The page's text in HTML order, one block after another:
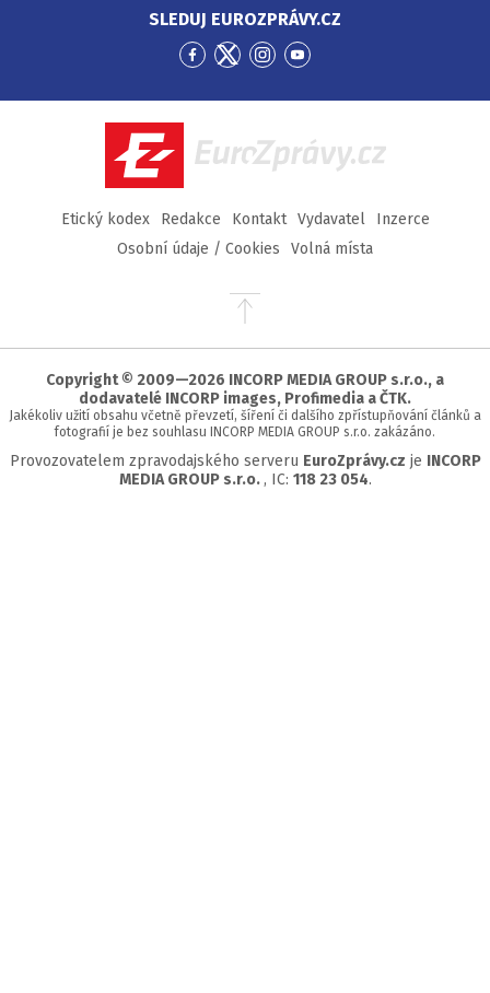
SLEDUJ EUROZPRÁVY.CZ
Přejít
Facebook
Přejít
Twitter
Přejít
Instagram
Přejít
YouTube
EuroZprávy.cz
Etický kodex Redakce Kontakt Vydavatel
Inzerce
Osobní údaje / Cookies
Volná místa
Přejít
stránky
Copyright © 2009—2026 INCORP MEDIA GROUP s.r.o., a
dodavatelé INCORP images, Profimedia a ČTK.
Jakékoliv užití obsahu včetně převzetí, šíření či dalšího zpřístupňování článků a
fotografií je bez souhlasu INCORP MEDIA GROUP s.r.o. zakázáno.
Provozovatelem zpravodajského serveru EuroZprávy.cz je INCORP
MEDIA GROUP s.r.o. , IC: 118 23 054.